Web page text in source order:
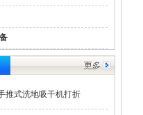
推式洗地吸干机打折